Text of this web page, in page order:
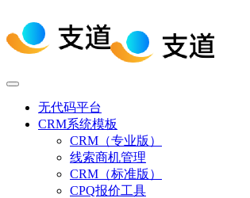
无代码平台
CRM系统模板
CRM（专业版）
线索商机管理
CRM（标准版）
CPQ报价工具